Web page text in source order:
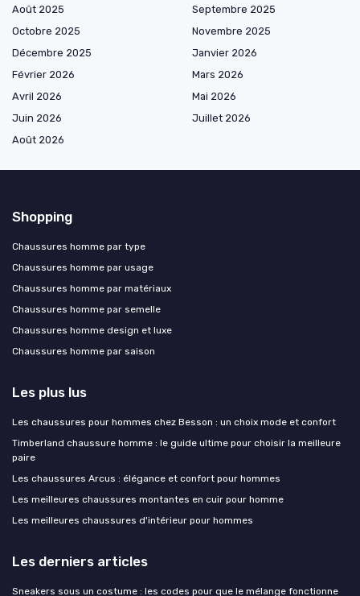
Août 2025
Septembre 2025
Octobre 2025
Novembre 2025
Décembre 2025
Janvier 2026
Février 2026
Mars 2026
Avril 2026
Mai 2026
Juin 2026
Juillet 2026
Août 2026
Shopping
Chaussures homme par type
Chaussures homme par usage
Chaussures homme par matériaux
Chaussures homme par semelle
Chaussures homme design et luxe
Chaussures homme par saison
Les plus lus
Les chaussures pour hommes chez Besson : un choix mode et confort
Timberland chaussure homme : le guide ultime pour choisir la meilleure
paire
Les chaussures Arcus : élégance et confort pour hommes
Les meilleures chaussures montantes en cuir pour homme
Les meilleures chaussures d'intérieur pour hommes
Les derniers articles
Sneakers sous un costume : les codes pour que le mélange fonctionne